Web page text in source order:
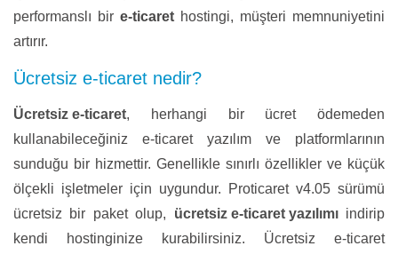
performanslı bir e-ticaret hostingi, müşteri memnuniyetini
artırır.
Ücretsiz e-ticaret nedir?
Ücretsiz e-ticaret, herhangi bir ücret ödemeden
kullanabileceğiniz e-ticaret yazılım ve platformlarının
sunduğu bir hizmettir. Genellikle sınırlı özellikler ve küçük
ölçekli işletmeler için uygundur. Proticaret v4.05 sürümü
ücretsiz bir paket olup, ücretsiz e-ticaret yazılımıindirip
kendi hostinginize kurabilirsiniz. Ücretsiz e-ticaret